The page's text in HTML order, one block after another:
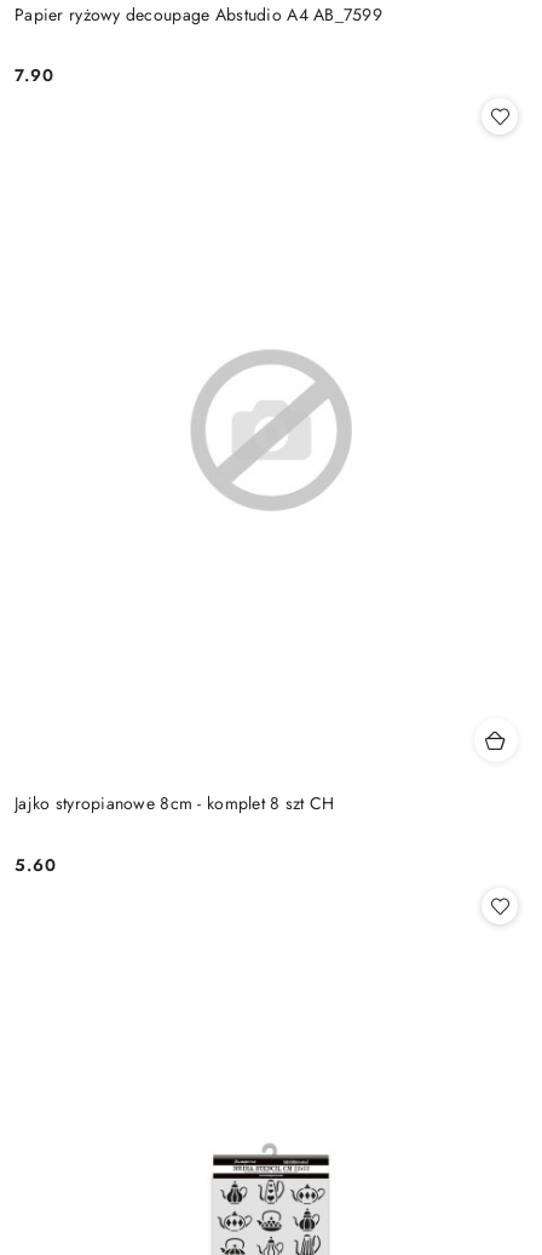
Papier ryżowy decoupage Abstudio A4 AB_7599
Cena:
7.90
Jajko styropianowe 8cm - komplet 8 szt CH
Cena:
5.60